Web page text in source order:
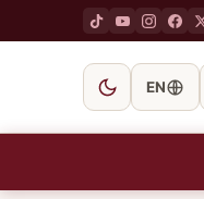
EN